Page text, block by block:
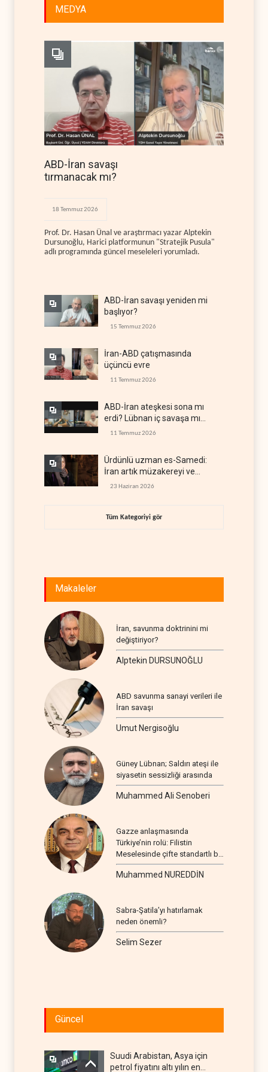
MEDYA
ABD-İran savaşı
tırmanacak mı?
18 Temmuz 2026
Prof. Dr. Hasan Ünal ve araştırmacı yazar Alptekin
Dursunoğlu, Harici platformunun "Stratejik Pusula"
adlı programında güncel meseleleri yorumladı.
ABD-İran savaşı yeniden mi
başlıyor?
15 Temmuz 2026
İran-ABD çatışmasında
üçüncü evre
11 Temmuz 2026
ABD-İran ateşkesi sona mı
erdi? Lübnan iç savaşa mı
gidiyor?
11 Temmuz 2026
Ürdünlü uzman es-Samedi:
İran artık müzakereyi ve
çatışmayı aynı anda yürütüyor
23 Haziran 2026
Tüm Kategoriyi gör
Makaleler
İran, savunma doktrinini mi
değiştiriyor?
Alptekin DURSUNOĞLU
ABD savunma sanayi verileri ile
İran savaşı
Umut Nergisoğlu
Güney Lübnan; Saldırı ateşi ile
siyasetin sessizliği arasında
Muhammed Ali Senoberi
Gazze anlaşmasında
Türkiye’nin rolü: Filistin
Meselesinde çifte standartlı bir
seyir
Muhammed NUREDDİN
Sabra-Şatila’yı hatırlamak
neden önemli?
Selim Sezer
Güncel
Suudi Arabistan, Asya için
petrol fiyatını altı yılın en